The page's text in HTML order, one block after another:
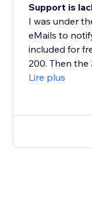
Support is
I was under
eMails to
included for
200. Then the
Lire plus